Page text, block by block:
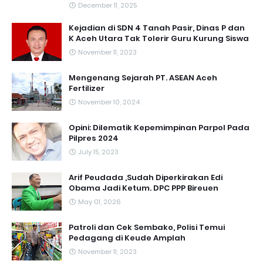
December 11, 2025
Kejadian di SDN 4 Tanah Pasir, Dinas P dan
K Aceh Utara Tak Tolerir Guru Kurung Siswa
November 11, 2023
Mengenang Sejarah PT. ASEAN Aceh
Fertilizer
November 10, 2024
Opini: Dilematik Kepemimpinan Parpol Pada
Pilpres 2024
July 15, 2023
Arif Peudada ,Sudah Diperkirakan Edi
Obama Jadi Ketum. DPC PPP Bireuen
May 01, 2026
Patroli dan Cek Sembako, Polisi Temui
Pedagang di Keude Amplah
November 11, 2023